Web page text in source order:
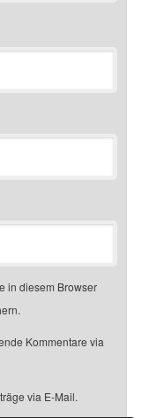
in diesem Browser
Kommentare via
via E-Mail.